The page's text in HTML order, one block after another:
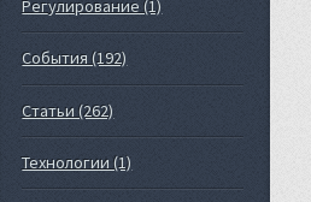
Регулирование (1)
События (192)
Статьи (262)
Технологии (1)